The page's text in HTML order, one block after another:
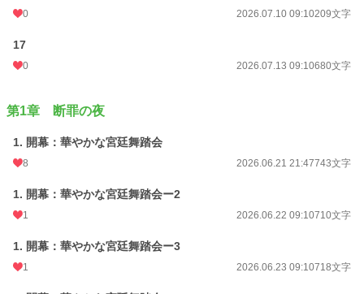
0 2026.07.10 09:10209文字
17
0 2026.07.13 09:10680文字
第1章 断罪の夜
1. 開幕：華やかな宮廷舞踏会
8 2026.06.21 21:47743文字
1. 開幕：華やかな宮廷舞踏会ー2
1 2026.06.22 09:10710文字
1. 開幕：華やかな宮廷舞踏会ー3
1 2026.06.23 09:10718文字